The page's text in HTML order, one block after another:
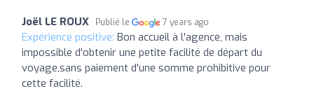
Joël LE ROUX Publié le 7 years ago
Expérience positive: Bon accueil à l'agence, mais
impossible d'obtenir une petite facilité de départ du
voyage,sans paiement d'une somme prohibitive pour
cette facilité.